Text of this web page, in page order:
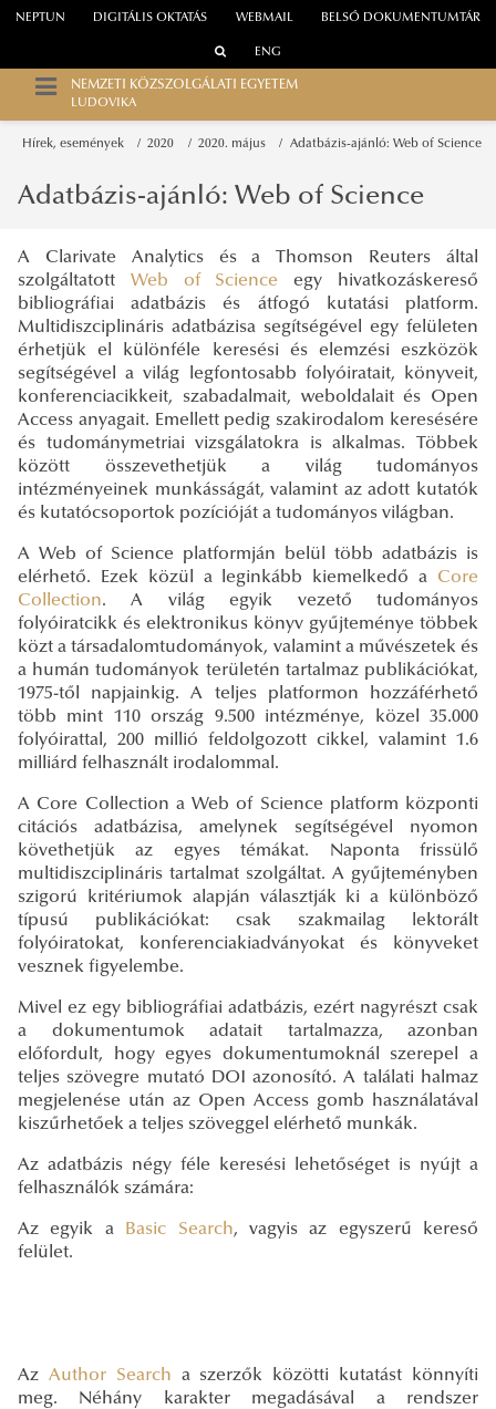
WEBMAIL
NEPTUN DIGITÁLIS OKTATÁS BELSŐ DOKUMENTUMTÁR
ENG
NEMZETI KÖZSZOLGÁLATI EGYETEM
LUDOVIKA
Hírek, események 2020 2020. május Adatbázis-ajánló: Web of Science
Adatbázis-ajánló: Web of Science
A Clarivate Analytics és a Thomson Reuters által
szolgáltatott Web of Science egy hivatkozáskereső
bibliográfiai adatbázis és átfogó kutatási platform.
Multidiszciplináris adatbázisa segítségével egy felületen
érhetjük el különféle keresési és elemzési eszközök
segítségével a világ legfontosabb folyóiratait, könyveit,
konferenciacikkeit, szabadalmait, weboldalait és Open
Access anyagait. Emellett pedig szakirodalom keresésére
és tudománymetriai vizsgálatokra is alkalmas. Többek
között összevethetjük a világ tudományos
intézményeinek munkásságát, valamint az adott kutatók
és kutatócsoportok pozícióját a tudományos világban.
A Web of Science platformján belül több adatbázis is
elérhető. Ezek közül a leginkább kiemelkedő a Core
Collection. A világ egyik vezető tudományos
folyóiratcikk és elektronikus könyv gyűjteménye többek
közt a társadalomtudományok, valamint a művészetek és
a humán tudományok területén tartalmaz publikációkat,
1975-től napjainkig. A teljes platformon hozzáférhető
több mint 110 ország 9.500 intézménye, közel 35.000
folyóirattal, 200 millió feldolgozott cikkel, valamint 1.6
milliárd felhasznált irodalommal.
A Core Collection a Web of Science platform központi
citációs adatbázisa, amelynek segítségével nyomon
követhetjük az egyes témákat. Naponta frissülő
multidiszciplináris tartalmat szolgáltat. A gyűjteményben
szigorú kritériumok alapján választják ki a különböző
típusú publikációkat: csak szakmailag lektorált
folyóiratokat, konferenciakiadványokat és könyveket
vesznek figyelembe.
Mivel ez egy bibliográfiai adatbázis, ezért nagyrészt csak
a dokumentumok adatait tartalmazza, azonban
előfordult, hogy egyes dokumentumoknál szerepel a
teljes szövegre mutató DOI azonosító. A találati halmaz
megjelenése után az Open Access gomb használatával
kiszűrhetőek a teljes szöveggel elérhető munkák.
Az adatbázis négy féle keresési lehetőséget is nyújt a
felhasználók számára:
Az egyik a Basic Search, vagyis az egyszerű kereső
felület.
Az Author Search a szerzők közötti kutatást könnyíti
meg. Néhány karakter megadásával a rendszer